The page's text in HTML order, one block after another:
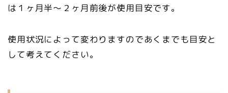
は１ヶ月半〜２ヶ月前後が使用目安です。
使用状況によって変わりますのであくまでも目安と
して考えてください。